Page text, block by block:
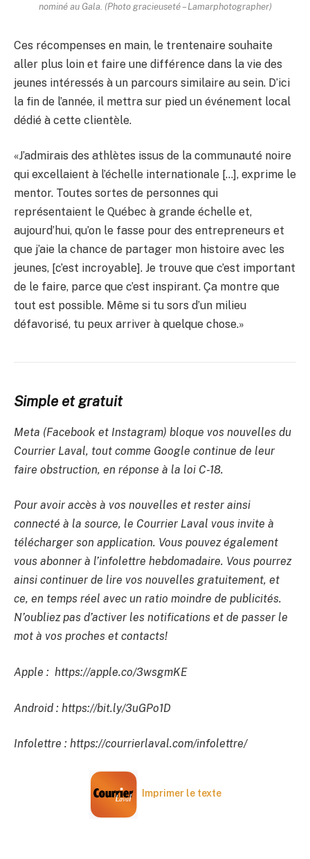
nominé au Gala. (Photo gracieuseté – Lamarphotographer)
Ces récompenses en main, le trentenaire souhaite
aller plus loin et faire une différence dans la vie des
jeunes intéressés à un parcours similaire au sein. D’ici
la fin de l’année, il mettra sur pied un événement local
dédié à cette clientèle.
«J’admirais des athlètes issus de la communauté noire
qui excellaient à l’échelle internationale […], exprime le
mentor. Toutes sortes de personnes qui
représentaient le Québec à grande échelle et,
aujourd’hui, qu’on le fasse pour des entrepreneurs et
que j’aie la chance de partager mon histoire avec les
jeunes, [c’est incroyable]. Je trouve que c’est important
de le faire, parce que c’est inspirant. Ça montre que
tout est possible. Même si tu sors d’un milieu
défavorisé, tu peux arriver à quelque chose.»
Simple et gratuit
Meta (Facebook et Instagram) bloque vos nouvelles du
Courrier Laval, tout comme Google continue de leur
faire obstruction, en réponse à la loi C-18.
Pour avoir accès à vos nouvelles et rester ainsi
connecté à la source, le Courrier Laval vous invite à
télécharger son application. Vous pouvez également
vous abonner à l’infolettre hebdomadaire. Vous pourrez
ainsi continuer de lire vos nouvelles gratuitement, et
ce, en temps réel avec un ratio moindre de publicités.
N’oubliez pas d’activer les notifications et de passer le
mot à vos proches et contacts!
Apple : https://apple.co/3wsgmKE
Android : https://bit.ly/3uGPo1D
Infolettre : https://courrierlaval.com/infolettre/
Imprimer le texte